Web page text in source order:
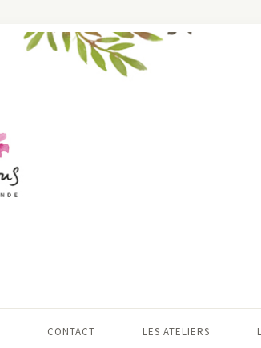
CONTACT LES ATELIERS